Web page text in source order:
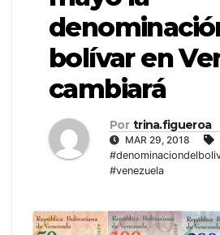
bolívar en
cambiará
Por trina.figueroa
MAR 29, 2018
#venezuela